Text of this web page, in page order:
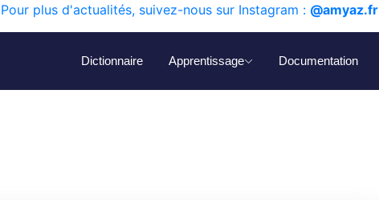
Pour plus d'actualités, suivez-nous sur Instagram : @amyaz.fr
Dictionnaire Apprentissage Documentation